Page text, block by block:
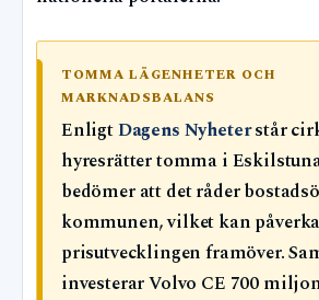
TOMMA LÄGENHETER OCH
MARKNADSBALANS
EnligtDagens Nyheterstår
hyresrätter tomma i
bedömer att det råder
kommunen, vilket kan påverka
prisutvecklingen framöver.
investerar Volvo CE 700